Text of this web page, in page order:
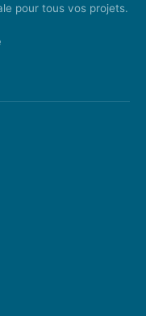
pour tous vos projets.